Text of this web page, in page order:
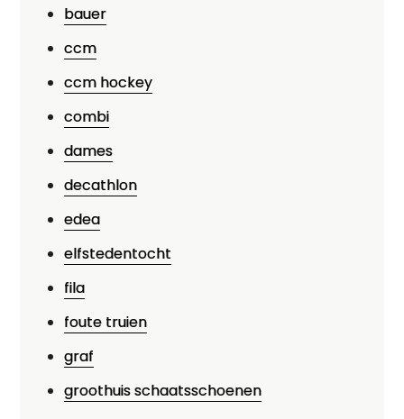
bauer
ccm
ccm hockey
combi
dames
decathlon
edea
elfstedentocht
fila
foute truien
graf
groothuis schaatsschoenen